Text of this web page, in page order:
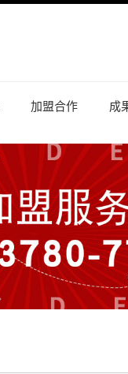
加盟合作 成